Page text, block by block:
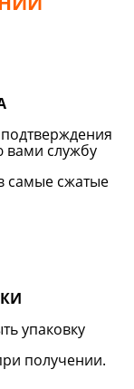
вами службу
самые сжатые
упаковку
получении.